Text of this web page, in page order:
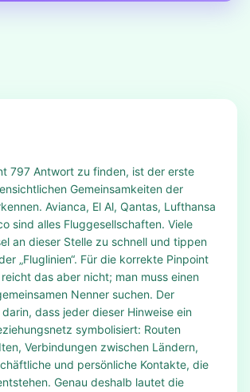
797 Antwort zu finden, ist der erste
Gemeinsamkeiten der
Avianca, El Al, Qantas, Lufthansa
sind alles Fluggesellschaften. Viele
an dieser Stelle zu schnell und tippen
„Fluglinien“. Für die korrekte Pinpoint
das aber nicht; man muss einen
Nenner suchen. Der
dass jeder dieser Hinweise ein
symbolisiert: Routen
Verbindungen zwischen Ländern,
und persönliche Kontakte, die
Genau deshalb lautet die